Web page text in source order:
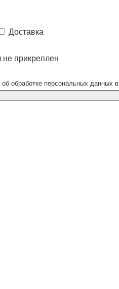
Доставка
не прикреплен
обработке персональных данных в